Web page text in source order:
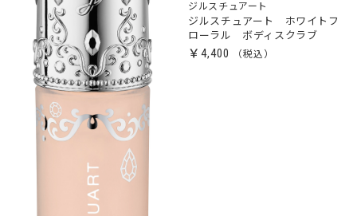
ジルスチュアート
ジルスチュアート ホワイトフ
ローラル ボディスクラブ
￥4,400